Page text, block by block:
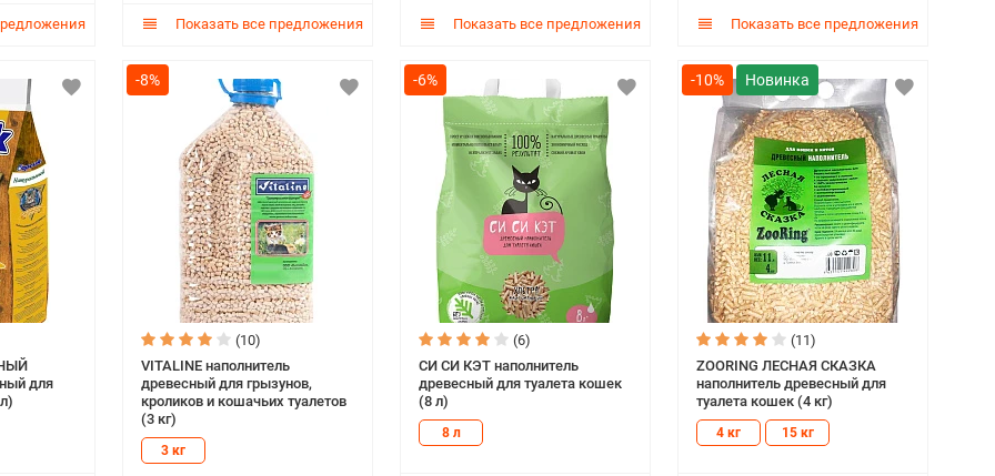
Показать все предложения Показать все предложения Показать все предложения
для
-8%
(10)
VITALINE наполнитель
древесный для грызунов,
кроликов и кошачьих туалетов
(3 кг)
3 кг
-6%
(6)
СИ СИ КЭТ наполнитель
древесный для туалета кошек
(8 л)
8 л
-10%
(11)
ZOORING ЛЕСНАЯ СКАЗКА
наполнитель древесный для
туалета кошек (4 кг)
4 кг 15 кг